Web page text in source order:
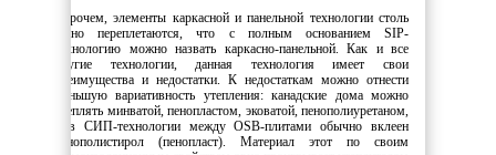
Впрочем, элементы каркасной и панельной технологии столь
тесно переплетаются, что с полным основанием SIP-
технологию можно назвать каркасно-панельной. Как и все
другие технологии, данная технология имеет свои
преимущества и недостатки. К недостаткам можно отнести
меньшую вариативность утепления: канадские дома можно
утеплять минватой, пенопластом, эковатой, пенополиуретаном,
а в СИП-технологии между OSB-плитами обычно вклеен
пенополистирол (пенопласт). Материал этот по своим